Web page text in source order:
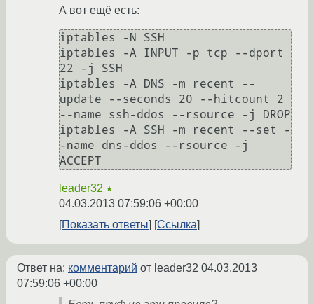
А вот ещё есть:
iptables -N SSH
iptables -A INPUT -p tcp --dport
22 -j SSH
iptables -A DNS -m recent --
update --seconds 20 --hitcount 2
--name ssh-ddos --rsource -j DROP
iptables -A SSH -m recent --set -
-name dns-ddos --rsource -j
ACCEPT
leader32 ★
04.03.2013 07:59:06 +00:00
Показать ответы
Ссылка
Ответ на: комментарий от leader32 04.03.2013
07:59:06 +00:00